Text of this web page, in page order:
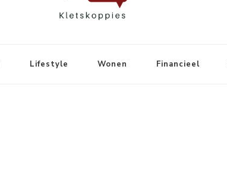
Lifestyle Wonen Financieel